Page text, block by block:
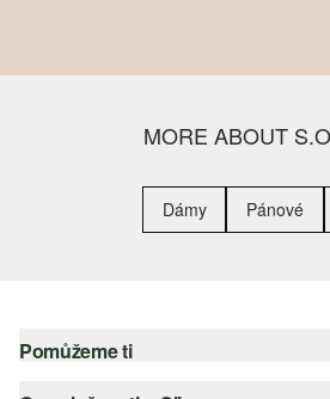
MORE ABOUT
Dámy Pánové
Pomůžeme ti